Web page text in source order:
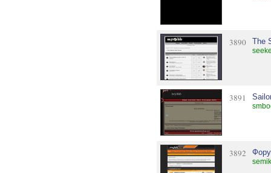
3890 The
3891
3892